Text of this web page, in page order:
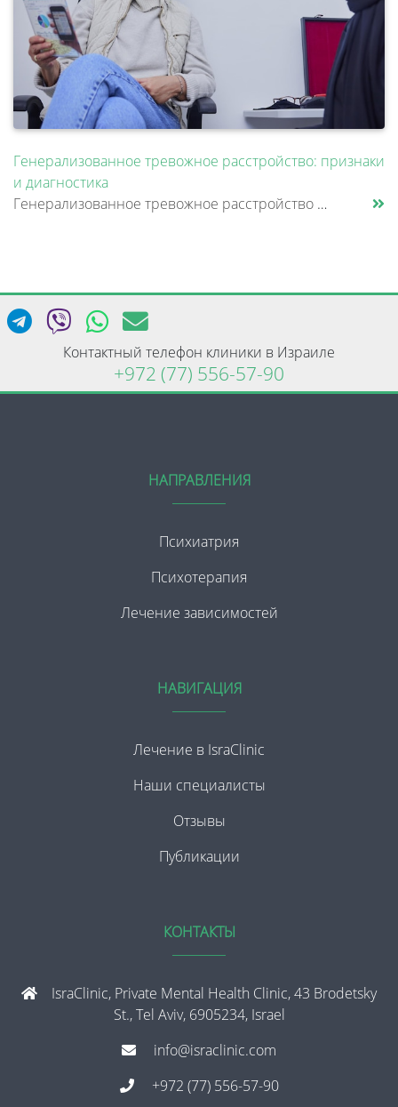
Генерализованное тревожное расстройство: признаки
и диагностика
Генерализованное тревожное расстройство — это состояние, при котором человек испытывает постоянное внутреннее напряжение......
Контактный телефон клиники в Израиле
+972 (77) 556-57-90
НАПРАВЛЕНИЯ
Психиатрия
Психотерапия
Лечение зависимостей
НАВИГАЦИЯ
Лечение в IsraClinic
Наши специалисты
Отзывы
Публикации
КОНТАКТЫ
IsraClinic, Private Mental Health Clinic, 43 Brodetsky
St., Tel Aviv, 6905234, Israel
info@israclinic.com
+972 (77) 556-57-90